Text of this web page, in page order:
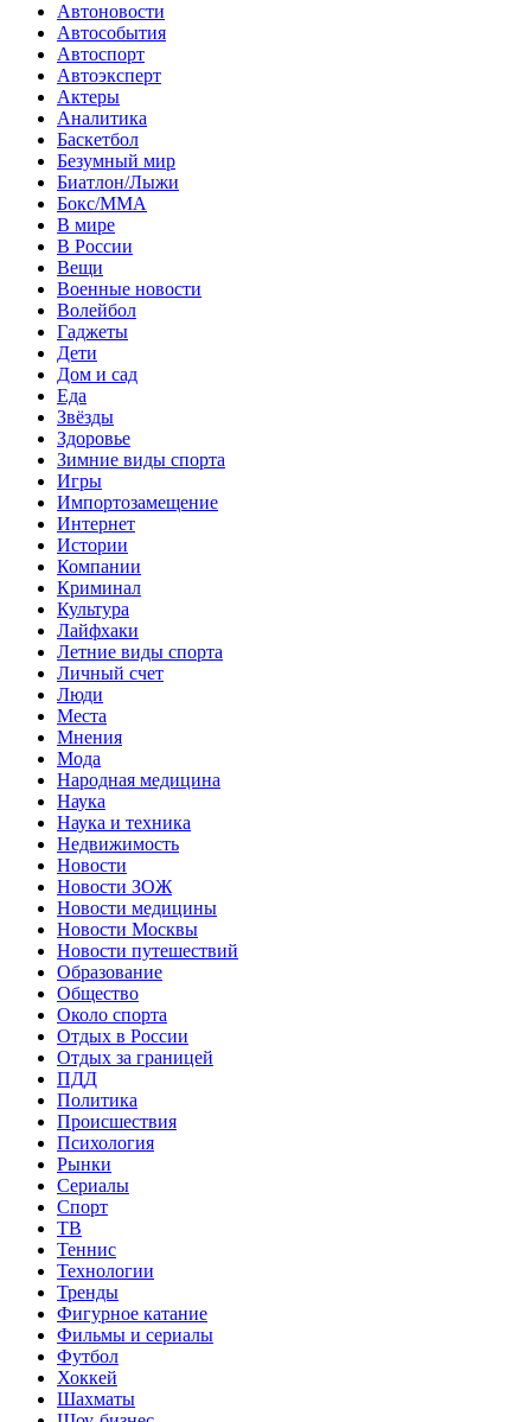
Автоновости
Автособытия
Автоспорт
Автоэксперт
Актеры
Аналитика
Баскетбол
Безумный мир
Биатлон/Лыжи
Бокс/MMA
В мире
В России
Вещи
Военные новости
Волейбол
Гаджеты
Дети
Дом и сад
Еда
Звёзды
Здоровье
Зимние виды спорта
Игры
Импортозамещение
Интернет
Истории
Компании
Криминал
Культура
Лайфхаки
Летние виды спорта
Личный счет
Люди
Места
Мнения
Мода
Народная медицина
Наука
Наука и техника
Недвижимость
Новости
Новости ЗОЖ
Новости медицины
Новости Москвы
Новости путешествий
Образование
Общество
Около спорта
Отдых в России
Отдых за границей
ПДД
Политика
Происшествия
Психология
Рынки
Сериалы
Спорт
ТВ
Теннис
Технологии
Тренды
Фигурное катание
Фильмы и сериалы
Футбол
Хоккей
Шахматы